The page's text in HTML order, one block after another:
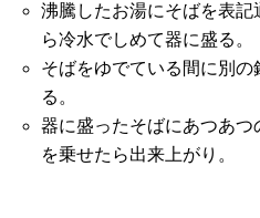
沸騰したお湯にそばを表
ら冷水でしめて器に盛る。
そばをゆでている間に別
る。
器に盛ったそばにあつあ
を乗せたら出来上がり。